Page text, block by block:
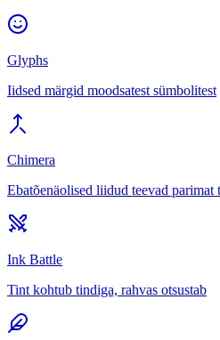
Glyphs
Iidsed märgid moodsatest sümbolitest
Chimera
Ebatõenäolised liidud teevad parimat
Ink Battle
Tint kohtub tindiga, rahvas otsustab